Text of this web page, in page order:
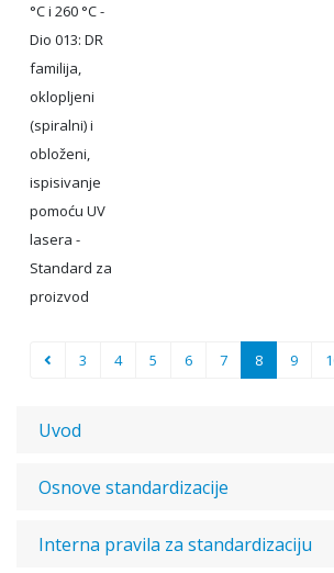
°C i 260 °C -
Dio 013: DR
familija,
oklopljeni
(spiralni) i
obloženi,
ispisivanje
pomoću UV
lasera -
Standard za
proizvod
3 4 5 6 7 8 9
Uvod
Osnove standardizacije
Interna pravila za standardizaciju